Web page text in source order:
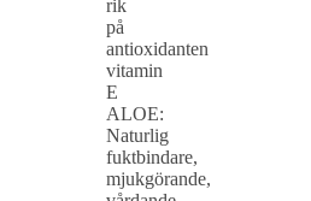
rik
på
antioxidanten
vitamin
E
ALOE:
Naturlig
fuktbindare,
mjukgörande,